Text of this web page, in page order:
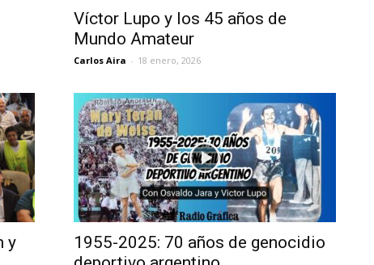
Víctor Lupo y los 45 años de
Mundo Amateur
Carlos Aira - 18 enero, 2026
y
1955-2025: 70 años de genocidio